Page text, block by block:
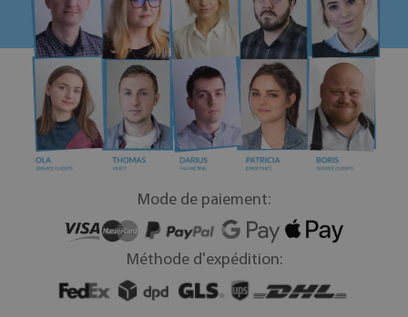
Mode de paiement:
Méthode d'expédition: